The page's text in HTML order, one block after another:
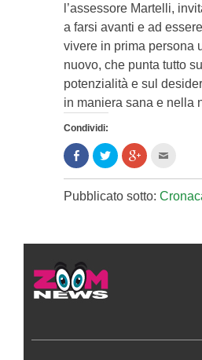
l’assessore Martelli,
a farsi avanti e ad
vivere in prima persona
nuovo, che punta tutto
potenzialità e sul
in maniera sana e nella
Condividi:
Condividi
su
Facebook
(Si
apre
in
Clicca
per
condividere
su
Twitter
(Si
finestra)
Clicca
per
su
Google+
(Si
finestra)
via
mail
apre
Pubblicato sotto: